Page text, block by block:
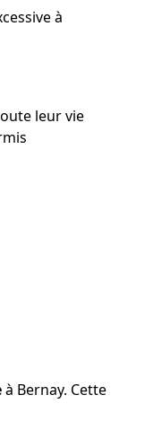
à
leur vie
à Bernay. Cette